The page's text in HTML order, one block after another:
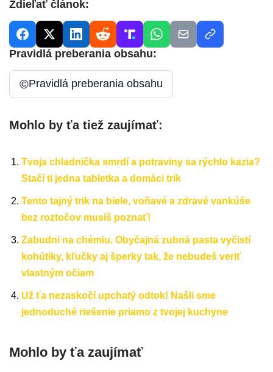
Zdieľať článok:
Pravidlá preberania obsahu:
©Pravidlá preberania obsahu
Mohlo by ťa tiež zaujímať:
Tvoja chladnička smrdí a potraviny sa rýchlo kazia?
Stačí ti jedna tabletka a domáci trik
Tento tajný trik na biele, voňavé a zdravé vankúše
bez roztočov musíš poznať!
Zabudni na chémiu. Obyčajná zubná pasta vyčistí
kohútiky, kľučky aj šperky tak, že nebudeš veriť
vlastným očiam
Už ťa nezaskočí upchatý odtok! Našli sme
jednoduché riešenie priamo z tvojej kuchyne
Mohlo by ťa zaujímať